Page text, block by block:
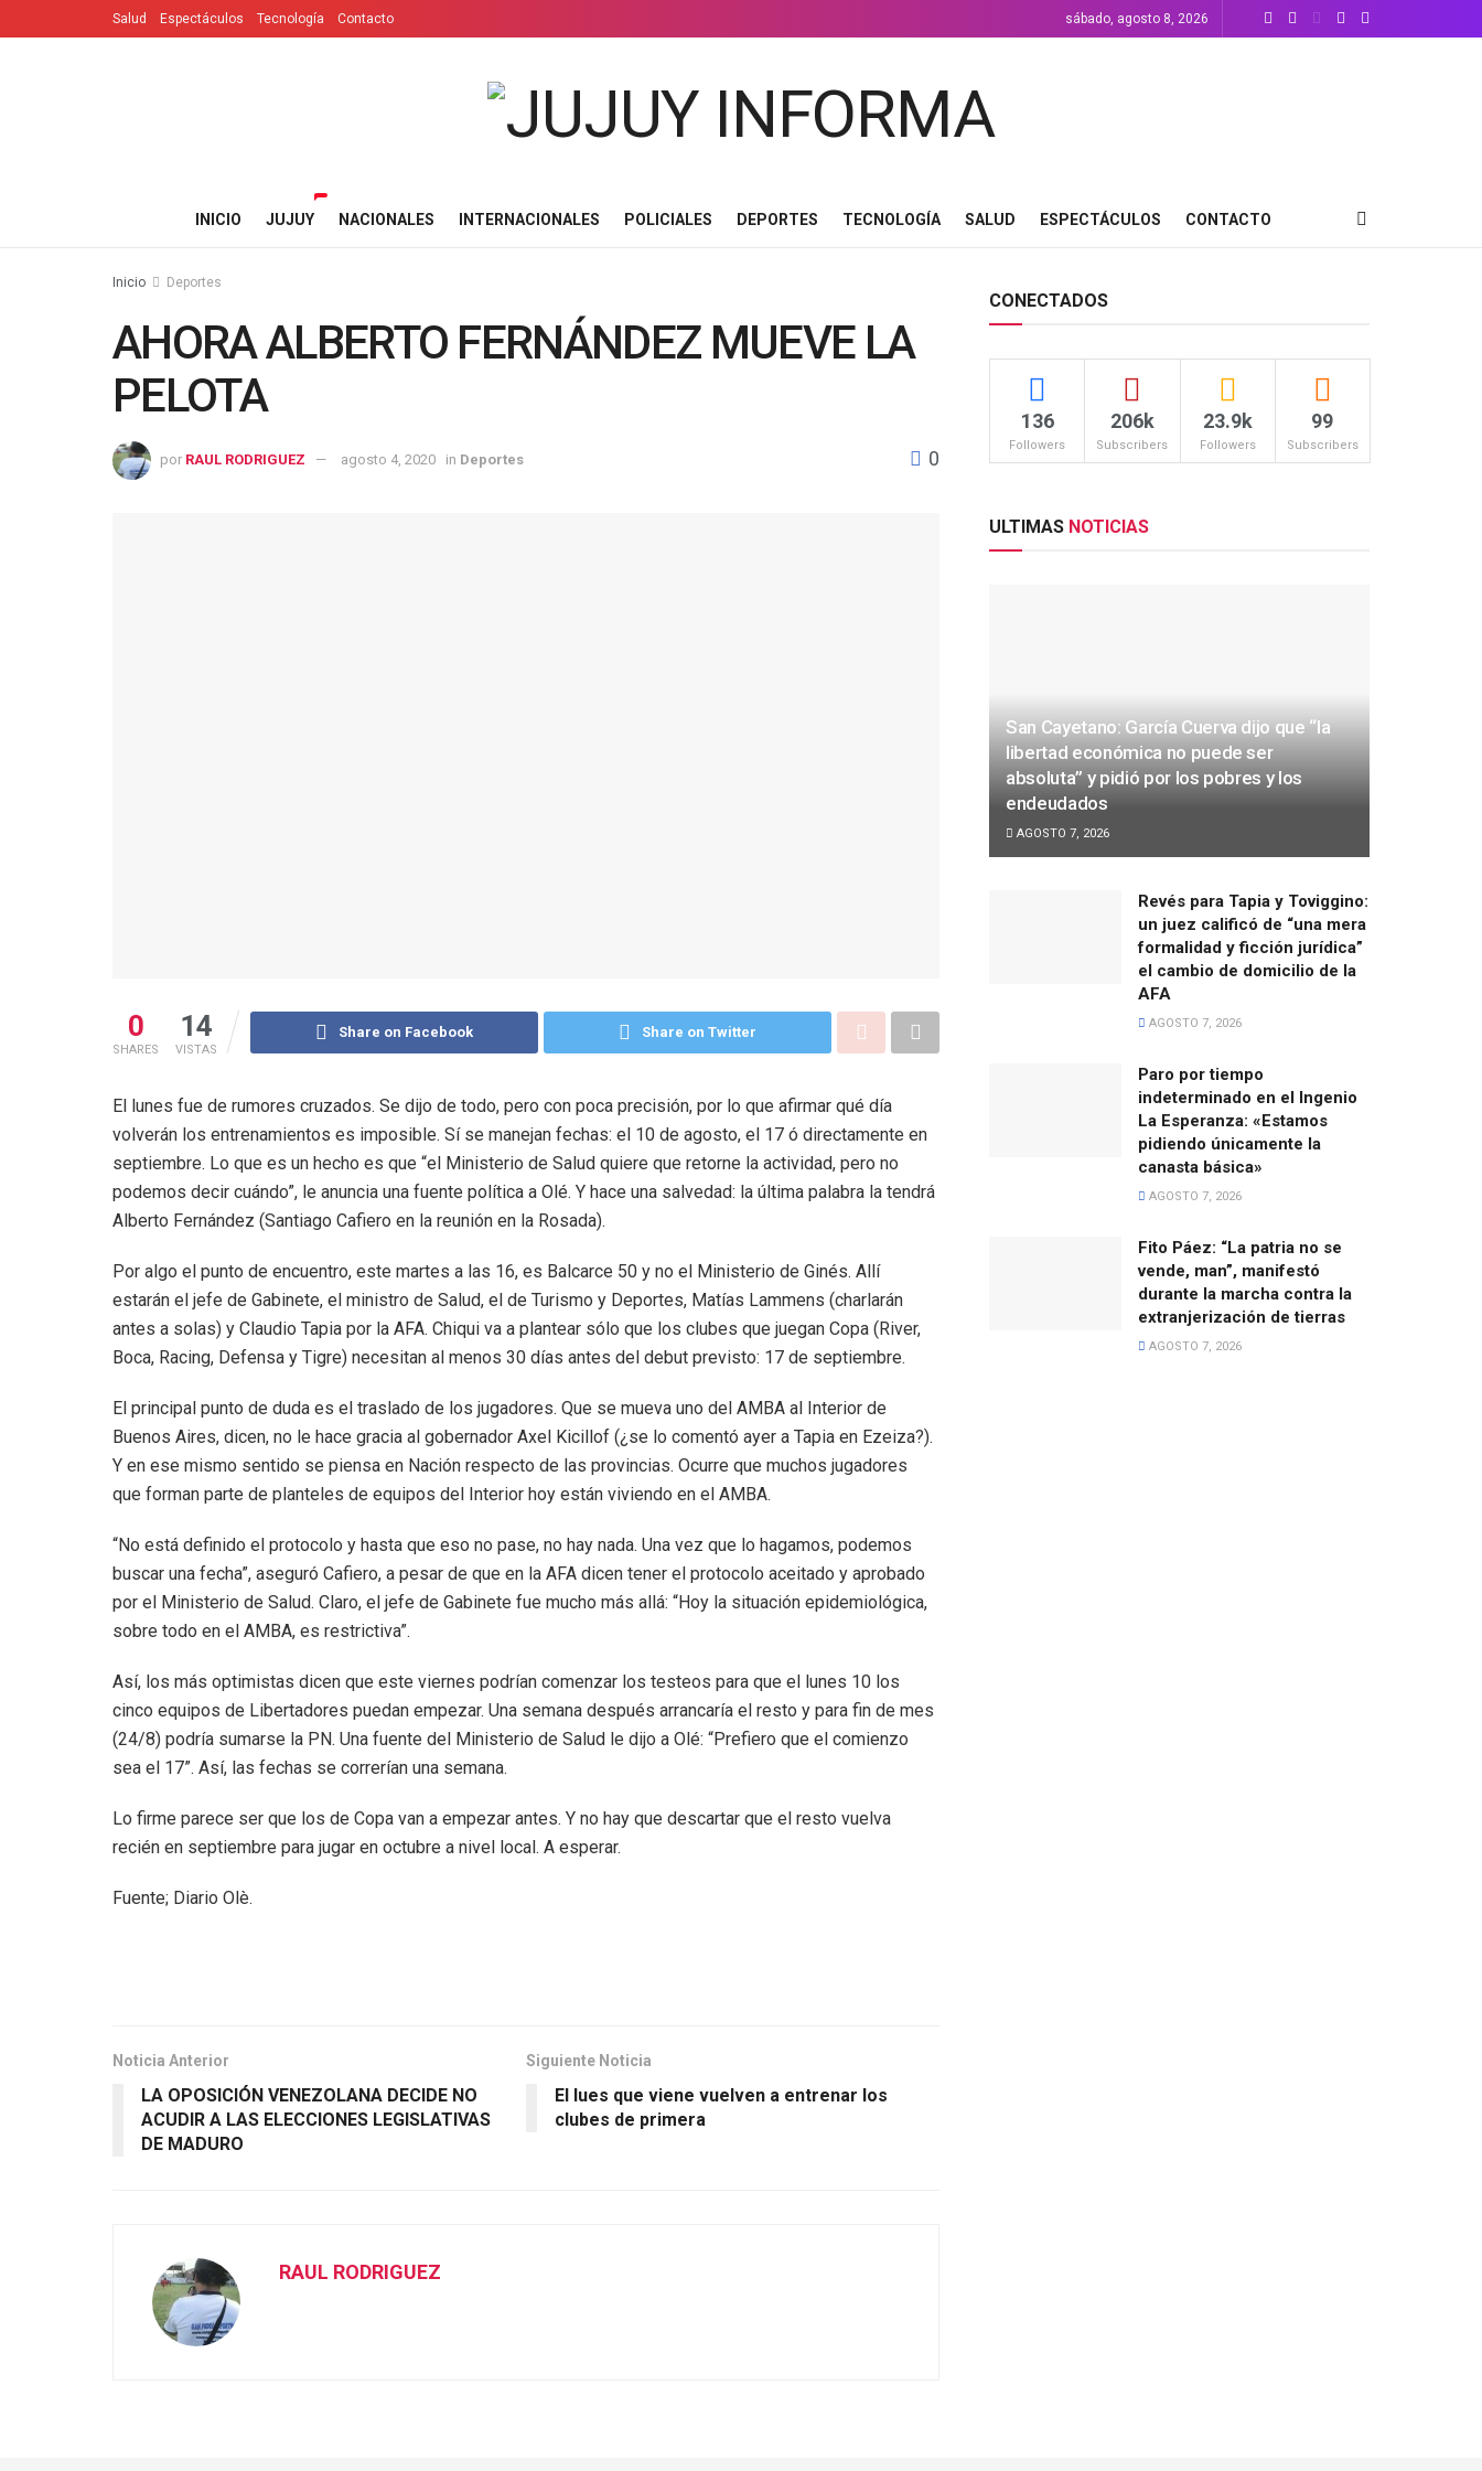
Salud Espectáculos Tecnología Contacto sábado, agosto 8, 2026
INICIO JUJUY NACIONALES INTERNACIONALES POLICIALES DEPORTES TECNOLOGÍA SALUD ESPECTÁCULOS CONTACTO
Inicio Deportes
AHORA ALBERTO FERNÁNDEZ MUEVE LA
PELOTA
por RAUL RODRIGUEZ agosto 4, 2020 in Deportes 0
0
SHARES
14
VISTAS
Share on Facebook Share on Twitter
El lunes fue de rumores cruzados. Se dijo de todo, pero con poca precisión, por lo que afirmar qué día
volverán los entrenamientos es imposible. Sí se manejan fechas: el 10 de agosto, el 17 ó directamente en
septiembre. Lo que es un hecho es que “el Ministerio de Salud quiere que retorne la actividad, pero no
podemos decir cuándo”, le anuncia una fuente política a Olé. Y hace una salvedad: la última palabra la tendrá
Alberto Fernández (Santiago Cafiero en la reunión en la Rosada).
Por algo el punto de encuentro, este martes a las 16, es Balcarce 50 y no el Ministerio de Ginés. Allí
estarán el jefe de Gabinete, el ministro de Salud, el de Turismo y Deportes, Matías Lammens (charlarán
antes a solas) y Claudio Tapia por la AFA. Chiqui va a plantear sólo que los clubes que juegan Copa (River,
Boca, Racing, Defensa y Tigre) necesitan al menos 30 días antes del debut previsto: 17 de septiembre.
El principal punto de duda es el traslado de los jugadores. Que se mueva uno del AMBA al Interior de
Buenos Aires, dicen, no le hace gracia al gobernador Axel Kicillof (¿se lo comentó ayer a Tapia en Ezeiza?).
Y en ese mismo sentido se piensa en Nación respecto de las provincias. Ocurre que muchos jugadores
que forman parte de planteles de equipos del Interior hoy están viviendo en el AMBA.
“No está definido el protocolo y hasta que eso no pase, no hay nada. Una vez que lo hagamos, podemos
buscar una fecha”, aseguró Cafiero, a pesar de que en la AFA dicen tener el protocolo aceitado y aprobado
por el Ministerio de Salud. Claro, el jefe de Gabinete fue mucho más allá: “Hoy la situación epidemiológica,
sobre todo en el AMBA, es restrictiva”.
Así, los más optimistas dicen que este viernes podrían comenzar los testeos para que el lunes 10 los
cinco equipos de Libertadores puedan empezar. Una semana después arrancaría el resto y para fin de mes
(24/8) podría sumarse la PN. Una fuente del Ministerio de Salud le dijo a Olé: “Prefiero que el comienzo
sea el 17”. Así, las fechas se correrían una semana.
Lo firme parece ser que los de Copa van a empezar antes. Y no hay que descartar que el resto vuelva
recién en septiembre para jugar en octubre a nivel local. A esperar.
Fuente; Diario Olè.
Noticia Anterior
LA OPOSICIÓN VENEZOLANA DECIDE NO
ACUDIR A LAS ELECCIONES LEGISLATIVAS
DE MADURO
Siguiente Noticia
El lues que viene vuelven a entrenar los
clubes de primera
RAUL RODRIGUEZ
CONECTADOS
136
Followers
206k
Subscribers
23.9k
Followers
99
Subscribers
ULTIMAS NOTICIAS
San Cayetano: García Cuerva dijo que “la
libertad económica no puede ser
absoluta” y pidió por los pobres y los
endeudados
AGOSTO 7, 2026
Revés para Tapia y Toviggino:
un juez calificó de “una mera
formalidad y ficción jurídica”
el cambio de domicilio de la
AFA
AGOSTO 7, 2026
Paro por tiempo
indeterminado en el Ingenio
La Esperanza: «Estamos
pidiendo únicamente la
canasta básica»
AGOSTO 7, 2026
Fito Páez: “La patria no se
vende, man”, manifestó
durante la marcha contra la
extranjerización de tierras
AGOSTO 7, 2026